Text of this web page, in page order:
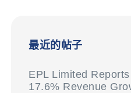
最近的帖子
EPL Limited
17.6% Revenue